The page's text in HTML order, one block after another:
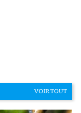
VOIR TOUT